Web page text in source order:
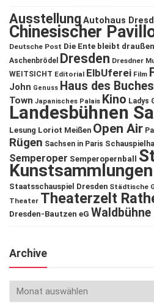
Ausstellung Autohaus
Chinesischer
Deutsche Post Die Ente bleibt draußen
Aschenbrödel
Dresden Dresdner
WEITSICHT Editorial ElbUferei Film
John Genuss Haus des Buches
Town Japanisches Palais Kino Ladys
Landesbühnen
Lesung Loriot Meißen Open Air
Rügen Sachsen in Paris
Semperoper Semperopernball
Staatsschauspiel Dresden Städtische
Theater Theaterzelt
Dresden-Bautzen eG Waldbühne
Archive